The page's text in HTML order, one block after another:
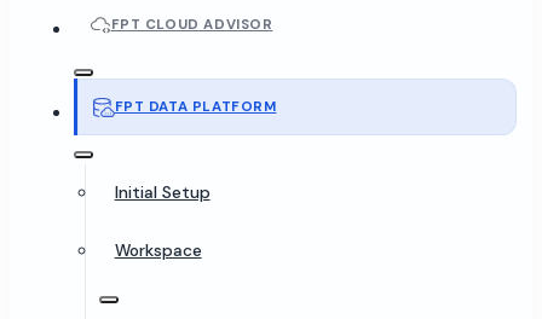
FPT CLOUD ADVISOR
FPT DATA PLATFORM
Initial Setup
Workspace